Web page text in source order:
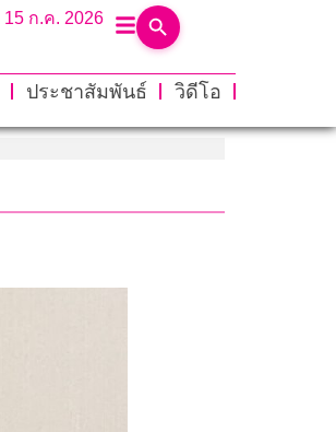
15 ก.ค. 2026
ประชาสัมพันธ์
วิดีโอ